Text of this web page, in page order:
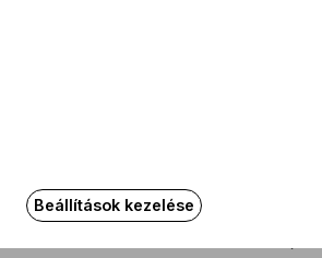
Az eseményről
Beállítások kezelése